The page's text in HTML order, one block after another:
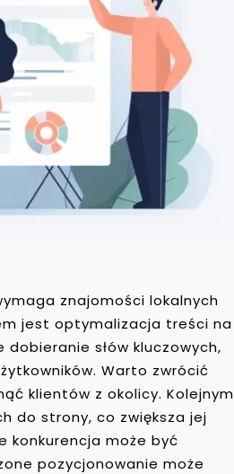
znajomości lokalnych
jest optymalizacja treści na
słów kluczowych,
Warto zwrócić
klientów z okolicy. Kolejnym
do strony, co zwiększa jej
konkurencja może być
pozycjonowanie może